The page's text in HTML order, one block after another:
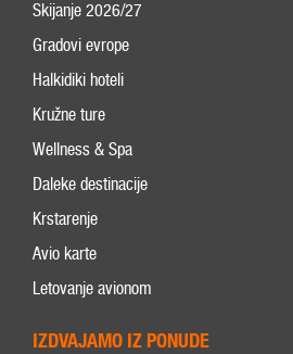
Skijanje 2026/27
Gradovi evrope
Halkidiki hoteli
Kružne ture
Wellness & Spa
Daleke destinacije
Krstarenje
Avio karte
Letovanje avionom
IZDVAJAMO IZ PONUDE